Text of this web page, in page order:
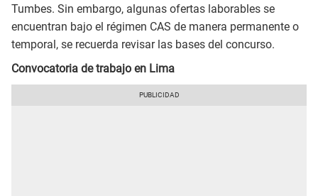
Tumbes. Sin embargo, algunas ofertas laborables se
encuentran bajo el régimen CAS de manera permanente o
temporal, se recuerda revisar las bases del concurso.
Convocatoria de trabajo en Lima